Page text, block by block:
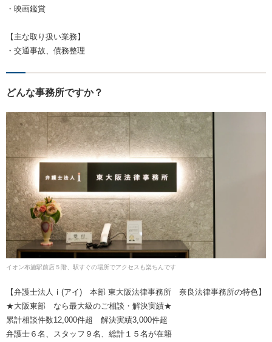
・映画鑑賞
【主な取り扱い業務】
・交通事故、債務整理
どんな事務所ですか？
イオン布施駅前店５階、駅すぐの場所でアクセスも楽ちんです
【弁護士法人ｉ(アイ) 本部 東大阪法律事務所 奈良法律事務所の特色】
★大阪東部 なら最大級のご相談・解決実績★
累計相談件数12,000件超 解決実績3,000件超
弁護士６名、スタッフ９名、総計１５名が在籍